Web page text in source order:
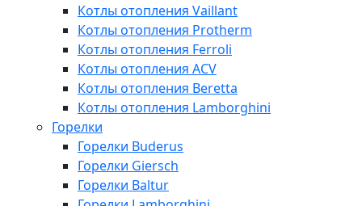
Котлы отопления Vaillant
Котлы отопления Protherm
Котлы отопления Ferroli
Котлы отопления ACV
Котлы отопления Beretta
Котлы отопления Lamborghini
Горелки
Горелки Buderus
Горелки Giersch
Горелки Baltur